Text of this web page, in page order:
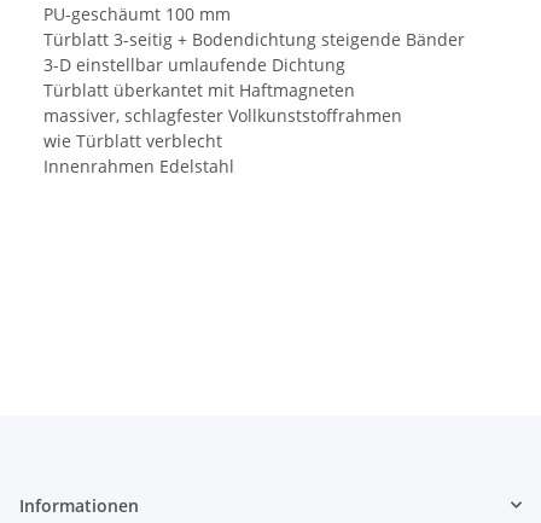
PU-geschäumt 100 mm
Türblatt 3-seitig + Bodendichtung steigende Bänder
3-D einstellbar umlaufende Dichtung
Türblatt überkantet mit Haftmagneten
massiver, schlagfester Vollkunststoffrahmen
wie Türblatt verblecht
Innenrahmen Edelstahl
Informationen